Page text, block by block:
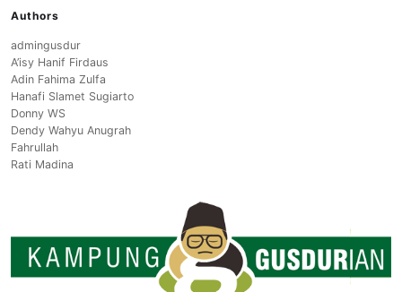
Authors
admingusdur
A’isy Hanif Firdaus
Adin Fahima Zulfa
Hanafi Slamet Sugiarto
Donny WS
Dendy Wahyu Anugrah
Fahrullah
Rati Madina